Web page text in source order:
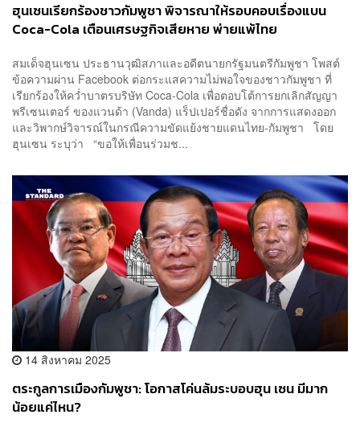
ฮุนเซนเรียกร้องชาวกัมพูชา พิจารณาให้รอบคอบเรื่องแบน
Coca-Cola เตือนเศรษฐกิจเสียหาย พ่ายแพ้ไทย
สมเด็จฮุนเซน ประธานวุฒิสภาและอดีตนายกรัฐมนตรีกัมพูชา โพสต์
ข้อความผ่าน Facebook ต่อกระแสความไม่พอใจของชาวกัมพูชา ที่
เรียกร้องให้คว่ำบาตรบริษัท Coca-Cola เพื่อตอบโต้การยกเลิกสัญญา
พรีเซนเตอร์ ของแวนด้า (Vanda) แร็ปเปอร์ชื่อดัง จากการแสดงออก
และวิพากษ์วิจารณ์ในกรณีความขัดแย้งชายแดนไทย-กัมพูชา โดย
ฮุนเซน ระบุว่า “ขอให้เพื่อนร่วมช...
14 สิงหาคม 2025
ตระกูลการเมืองกัมพูชา: โอกาสโค่นล้มระบอบฮุน เซน มีมาก
น้อยแค่ไหน?